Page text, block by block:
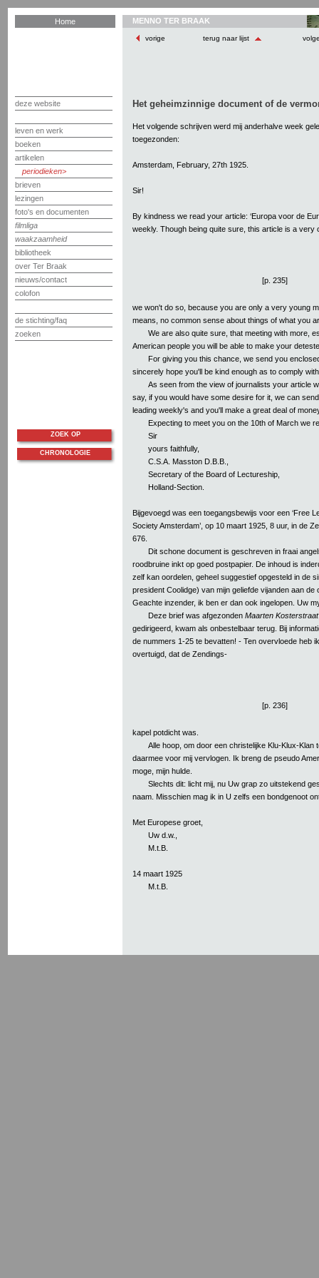
Home
deze website
leven en werk
boeken
artikelen
periodieken
brieven
lezingen
foto's en documenten
filmliga
waakzaamheid
bibliotheek
over Ter Braak
nieuws/contact
colofon
de stichting/faq
zoeken
MENNO TER BRAAK
vorige terug naar lijst
Het geheimzinnige document of de
Het volgende schrijven werd mij anderhalve week
toegezonden:
Amsterdam, February, 27th 1925.
Sir!
By kindness we read your article: ‘Europa voor de
weekly. Though being quite sure, this article is a very
[p. 235]
we won't do so, because you are only a very young
means, no common sense about things of what you
We are also quite sure, that meeting with more,
American people you will be able to make your
For giving you this chance, we send you
sincerely hope you'll be kind enough as to comply
As seen from the view of journalists your article
say, if you would have some desire for it, we can
leading weekly's and you'll make a great deal of
Expecting to meet you on the 10th of March we
Sir
yours faithfully,
C.S.A. Masston D.B.B.,
Secretary of the Board of Lectureship,
Holland-Section.
Bijgevoegd was een toegangsbewijs voor een ‘Free
Society Amsterdam’, op 10 maart 1925, 8 uur, in de
676.
Dit schone document is geschreven in fraai
roodbruine inkt op goed postpapier. De inhoud is
zelf kan oordelen, geheel suggestief opgesteld in de
president Coolidge) van mijn geliefde vijanden aan
Geachte inzender, ik ben er dan ook ingelopen. Uw
Deze brief was afgezonden Maarten
gedirigeerd, kwam als onbestelbaar terug. Bij
de nummers 1-25 te bevatten! - Ten overvloede heb
overtuigd, dat de Zendings-
[p. 236]
kapel potdicht was.
Alle hoop, om door een christelijke Klu-Klux-Klan
daarmee voor mij vervlogen. Ik breng de pseudo
moge, mijn hulde.
Slechts dit: licht mij, nu Uw grap zo uitstekend
naam. Misschien mag ik in U zelfs een bondgenoot
Met Europese groet,
Uw d.w.,
M.t.B.
14 maart 1925
M.t.B.
ZOEK OP
CHRONOLOGIE